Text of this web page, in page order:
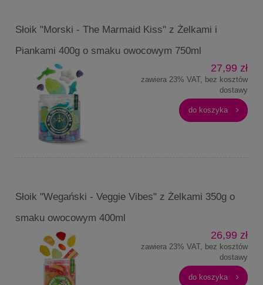
Słoik "Morski - The Marmaid Kiss" z Żelkami i
Piankami 400g o smaku owocowym 750ml
27,99 zł
zawiera 23% VAT, bez kosztów
dostawy
do koszyka
Słoik "Wegański - Veggie Vibes" z Żelkami 350g o
smaku owocowym 400ml
26,99 zł
zawiera 23% VAT, bez kosztów
dostawy
do koszyka